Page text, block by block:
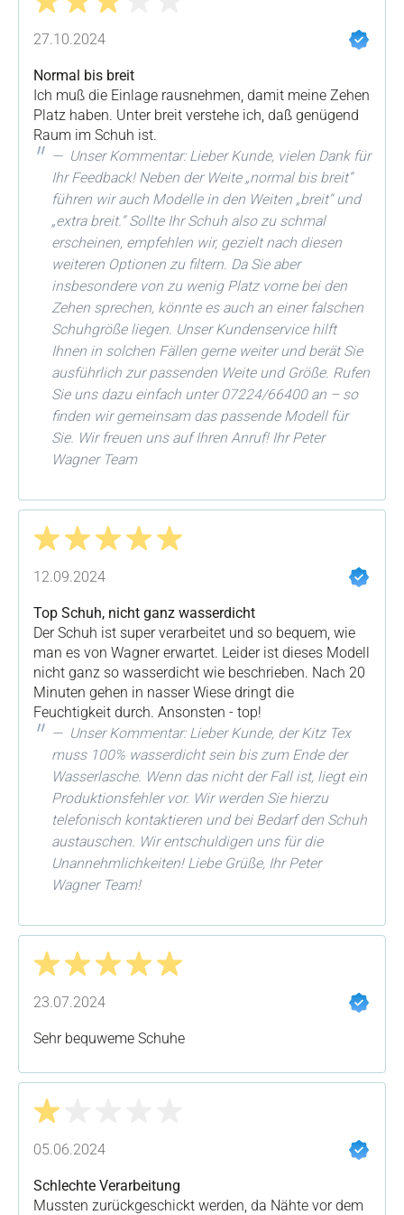
27.10.2024
Normal bis breit
Ich muß die Einlage rausnehmen, damit meine Zehen
Platz haben. Unter breit verstehe ich, daß genügend
Raum im Schuh ist.
Unser Kommentar: Lieber Kunde, vielen Dank für
Ihr Feedback! Neben der Weite „normal bis breit“
führen wir auch Modelle in den Weiten „breit“ und
„extra breit.“ Sollte Ihr Schuh also zu schmal
erscheinen, empfehlen wir, gezielt nach diesen
weiteren Optionen zu filtern. Da Sie aber
insbesondere von zu wenig Platz vorne bei den
Zehen sprechen, könnte es auch an einer falschen
Schuhgröße liegen. Unser Kundenservice hilft
Ihnen in solchen Fällen gerne weiter und berät Sie
ausführlich zur passenden Weite und Größe. Rufen
Sie uns dazu einfach unter 07224/66400 an – so
finden wir gemeinsam das passende Modell für
Sie. Wir freuen uns auf Ihren Anruf! Ihr Peter
Wagner Team
12.09.2024
Top Schuh, nicht ganz wasserdicht
Der Schuh ist super verarbeitet und so bequem, wie
man es von Wagner erwartet. Leider ist dieses Modell
nicht ganz so wasserdicht wie beschrieben. Nach 20
Minuten gehen in nasser Wiese dringt die
Feuchtigkeit durch. Ansonsten - top!
Unser Kommentar: Lieber Kunde, der Kitz Tex
muss 100% wasserdicht sein bis zum Ende der
Wasserlasche. Wenn das nicht der Fall ist, liegt ein
Produktionsfehler vor. Wir werden Sie hierzu
telefonisch kontaktieren und bei Bedarf den Schuh
austauschen. Wir entschuldigen uns für die
Unannehmlichkeiten! Liebe Grüße, Ihr Peter
Wagner Team!
23.07.2024
Sehr bequweme Schuhe
05.06.2024
Schlechte Verarbeitung
Mussten zurückgeschickt werden, da Nähte vor dem